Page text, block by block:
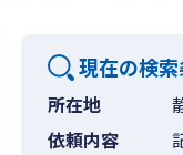
現在の検
所在地
依頼内容